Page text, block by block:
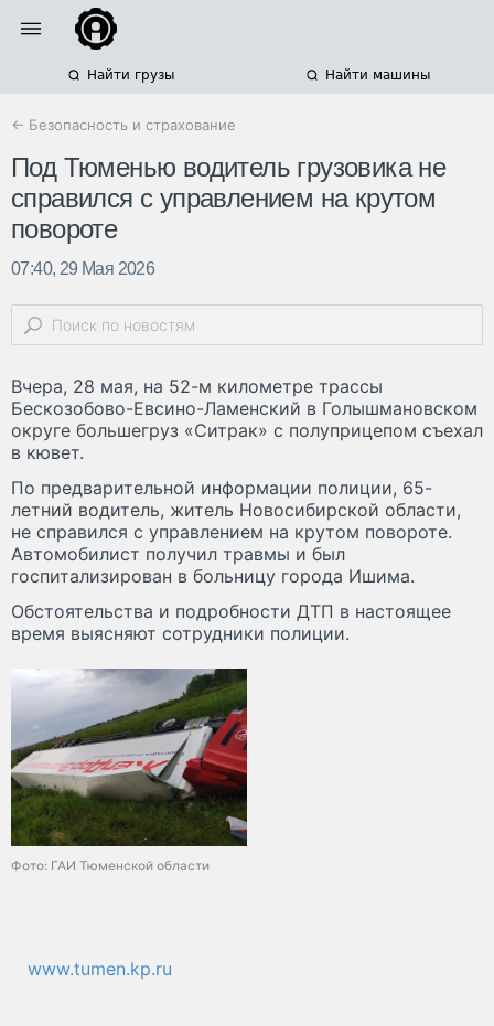
Найти грузы Найти машины
← Безопасность и страхование
Под Тюменью водитель грузовика не
справился с управлением на крутом
повороте
07:40, 29 Мая 2026
Вчера, 28 мая, на 52-м километре трассы
Бескозобово-Евсино-Ламенский в Голышмановском
округе большегруз «Ситрак» с полуприцепом съехал
в кювет.
По предварительной информации полиции, 65-
летний водитель, житель Новосибирской области,
не справился с управлением на крутом повороте.
Автомобилист получил травмы и был
госпитализирован в больницу города Ишима.
Обстоятельства и подробности ДТП в настоящее
время выясняют сотрудники полиции.
Фото: ГАИ Тюменской области
www.tumen.kp.ru